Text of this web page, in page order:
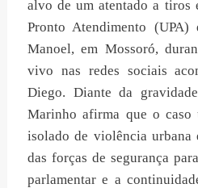
alvo de um atentado a tiros
Pronto Atendimento
Manoel, em Mossoró,
vivo nas redes sociais
Diego. Diante da
Marinho afirma que o caso
isolado de violência urbana
das forças de segurança
parlamentar e a